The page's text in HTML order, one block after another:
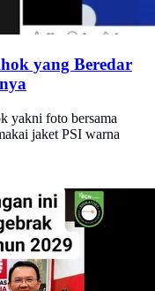
yang Beredar
yakni foto bersama
jaket PSI warna